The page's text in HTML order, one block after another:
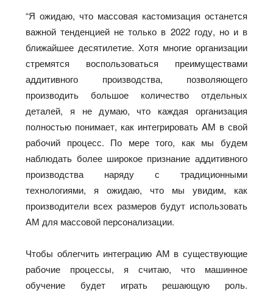
“Я ожидаю, что массовая кастомизация останется
важной тенденцией не только в 2022 году, но и в
ближайшее десятилетие. Хотя многие организации
стремятся воспользоваться преимуществами
аддитивного производства, позволяющего
производить большое количество отдельных
деталей, я не думаю, что каждая организация
полностью понимает, как интегрировать AM в свой
рабочий процесс. По мере того, как мы будем
наблюдать более широкое признание аддитивного
производства наряду с традиционными
технологиями, я ожидаю, что мы увидим, как
производители всех размеров будут использовать
АМ для массовой персонализации.
Чтобы облегчить интеграцию АМ в существующие
рабочие процессы, я считаю, что машинное
обучение будет играть решающую роль.